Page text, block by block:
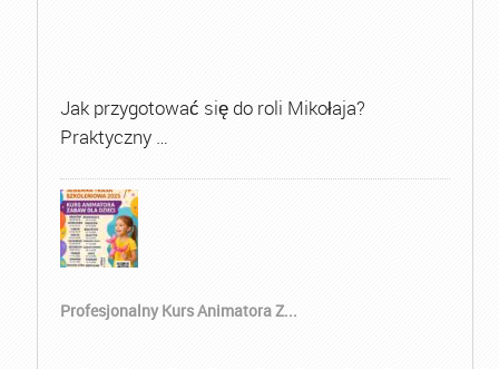
Jak przygotować się do roli Mikołaja?
Praktyczny …
Profesjonalny Kurs Animatora Z...